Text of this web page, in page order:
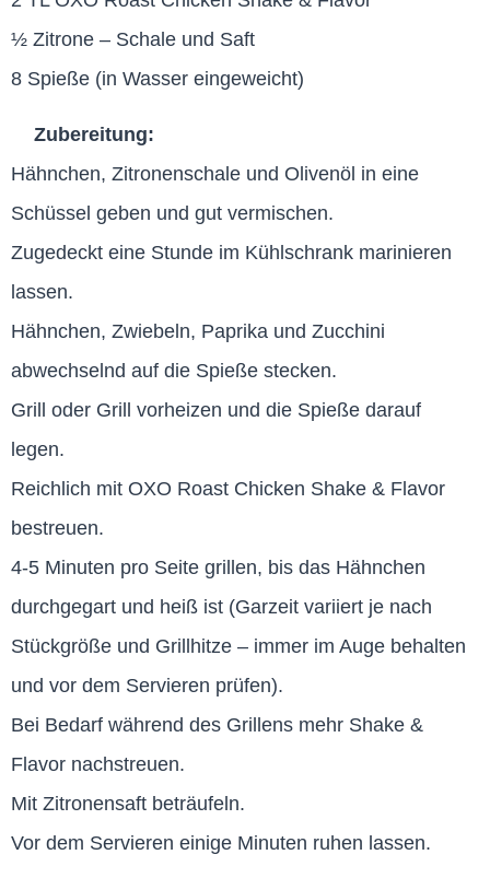
½ Zitrone – Schale und Saft
8 Spieße (in Wasser eingeweicht)
Zubereitung:
Hähnchen, Zitronenschale und Olivenöl in eine
Schüssel geben und gut vermischen.
Zugedeckt eine Stunde im Kühlschrank marinieren
lassen.
Hähnchen, Zwiebeln, Paprika und Zucchini
abwechselnd auf die Spieße stecken.
Grill oder Grill vorheizen und die Spieße darauf
legen.
Reichlich mit OXO Roast Chicken Shake & Flavor
bestreuen.
4-5 Minuten pro Seite grillen, bis das Hähnchen
durchgegart und heiß ist (Garzeit variiert je nach
Stückgröße und Grillhitze – immer im Auge behalten
und vor dem Servieren prüfen).
Bei Bedarf während des Grillens mehr Shake &
Flavor nachstreuen.
Mit Zitronensaft beträufeln.
Vor dem Servieren einige Minuten ruhen lassen.